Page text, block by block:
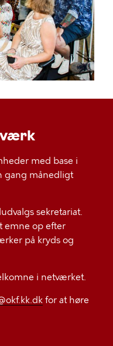
med base i
gang månedligt
sekretariat.
emne op efter
på kryds og
i netværket.
for at høre